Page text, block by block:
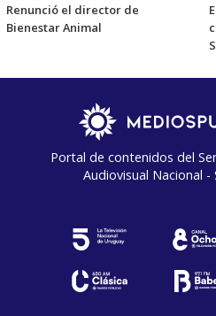
Renunció el director de
Bienestar Animal
Portal de contenidos del
Audiovisual Nacional -